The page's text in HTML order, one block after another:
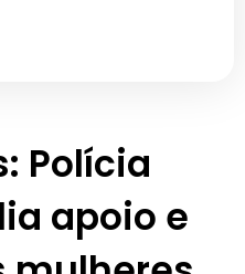
Polícia
apoio e